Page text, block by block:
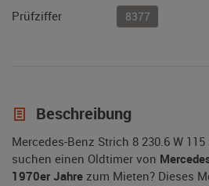
Prüfziffer
8377
Beschreibung
Mercedes-Benz Strich 8 230.6 W
suchen einen Oldtimer von
1970er Jahre zum Mieten? Dieses